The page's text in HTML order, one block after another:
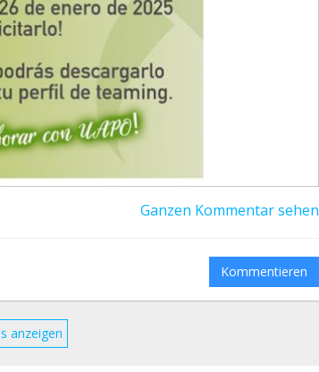
Ganzen Kommentar sehen
Kommentieren
anzeigen